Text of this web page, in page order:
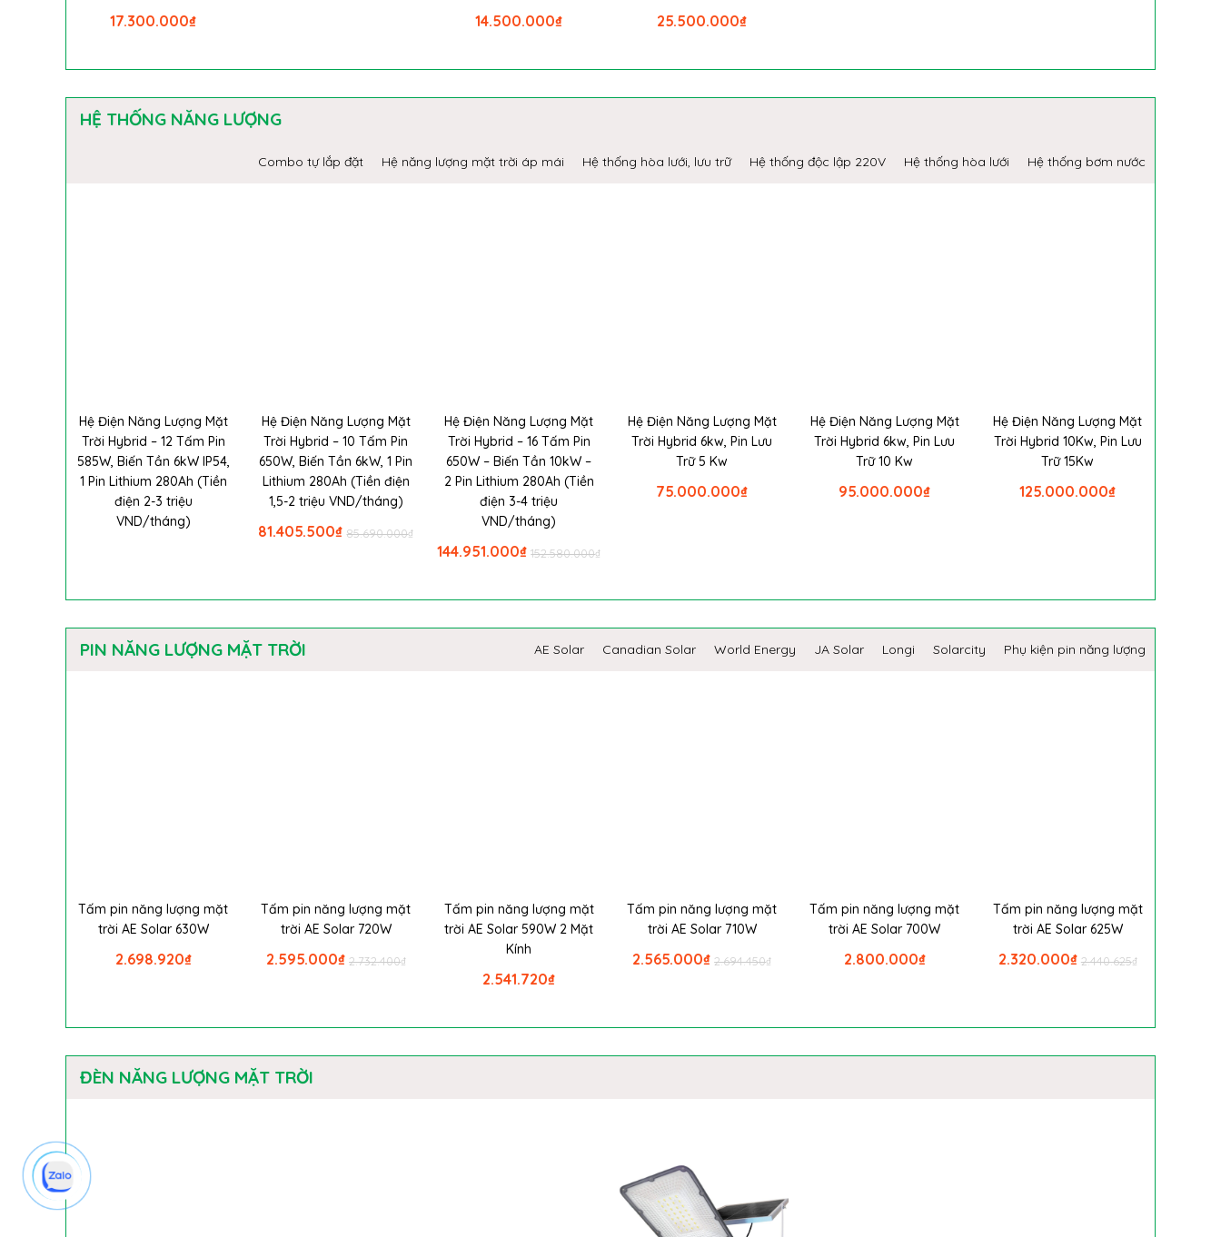
₫
17.300.000 ₫
14.500.000 ₫
25.500.000
HỆ THỐNG NĂNG LƯỢNG
Combo tự lắp đặt Hệ năng lượng mặt trời áp mái Hệ thống hòa lưới, lưu trữ Hệ thống độc lập 220V Hệ thống hòa lưới Hệ thống bơm nước
Hệ Điện Năng Lượng Mặt
Trời Hybrid – 12 Tấm Pin
585W, Biến Tần 6kW IP54,
1 Pin Lithium 280Ah (Tiền
điện 2-3 triệu
VND/tháng)
Hệ Điện Năng Lượng Mặt
Trời Hybrid – 10 Tấm Pin
650W, Biến Tần 6kW, 1 Pin
Lithium 280Ah (Tiền điện
1,5-2 triệu VND/tháng)
₫
85.690.000
₫
81.405.500
Hệ Điện Năng Lượng Mặt
Trời Hybrid – 16 Tấm Pin
650W – Biến Tần 10kW –
2 Pin Lithium 280Ah (Tiền
điện 3-4 triệu
VND/tháng)
₫
152.580.000
₫
144.951.000
Hệ Điện Năng Lượng Mặt
Trời Hybrid 6kw, Pin Lưu
Trữ 5 Kw
₫
75.000.000
Hệ Điện Năng Lượng Mặt
Trời Hybrid 6kw, Pin Lưu
Trữ 10 Kw
₫
95.000.000
Hệ Điện Năng Lượng Mặt
Trời Hybrid 10Kw, Pin Lưu
Trữ 15Kw
₫
125.000.000
PIN NĂNG LƯỢNG MẶT TRỜI AE Solar Canadian Solar World Energy JA Solar Longi Solarcity Phụ kiện pin năng lượng
Tấm pin năng lượng mặt
trời AE Solar 630W
₫
2.698.920
Tấm pin năng lượng mặt
trời AE Solar 720W
₫
2.732.400
₫
2.595.000
Tấm pin năng lượng mặt
trời AE Solar 590W 2 Mặt
Kính
₫
2.541.720
Tấm pin năng lượng mặt
trời AE Solar 710W
₫
2.694.450
₫
2.565.000
Tấm pin năng lượng mặt
trời AE Solar 700W
₫
2.800.000
Tấm pin năng lượng mặt
trời AE Solar 625W
₫
2.440.625
₫
2.320.000
ĐÈN NĂNG LƯỢNG MẶT TRỜI